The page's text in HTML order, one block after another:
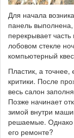
Для начала
панель
перекрывает
лобовом стекле
компьютерный
Пластик, а точнее,
критики. После
весь салон
Позже начинает
зимой внутри
решаемые. Однако
его ремонте?